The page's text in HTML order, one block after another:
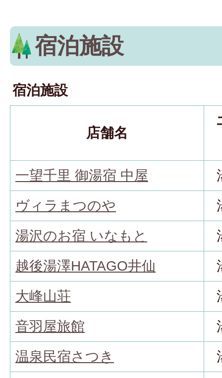
宿泊施設
宿泊施設
店舗名
一望千里 御湯宿 中屋
ヴィラまつのや
湯沢のお宿 いなもと
越後湯澤HATAGO井仙
大峰山荘
音羽屋旅館
温泉民宿さつき